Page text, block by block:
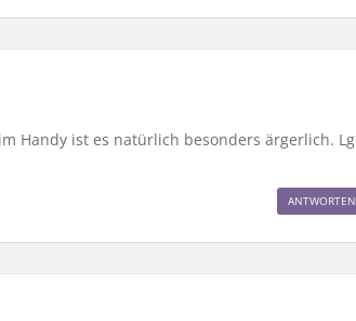
Handy ist es natürlich besonders ärgerlich. Lg
ANTWORTEN